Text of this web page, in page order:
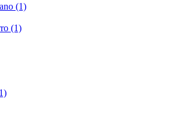
(1)
(1)